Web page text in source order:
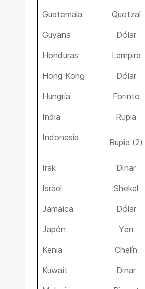
Guatemala Quetzal
Guyana
Dólar
Honduras
Lempira
Hong Kong
Dólar
Hungría
Forinto
India
Rupia
Indonesia
Rupia (2)
Irak Dinar
Israel
Shekel
Jamaica
Dólar
Japón
Yen
Kenia
Chelín
Kuwait
Dinar